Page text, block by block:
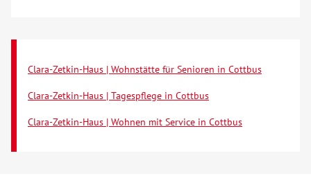
Clara-Zetkin-Haus | Wohnstätte für Senioren in Cottbus
Clara-Zetkin-Haus | Tagespflege in Cottbus
Clara-Zetkin-Haus | Wohnen mit Service in Cottbus